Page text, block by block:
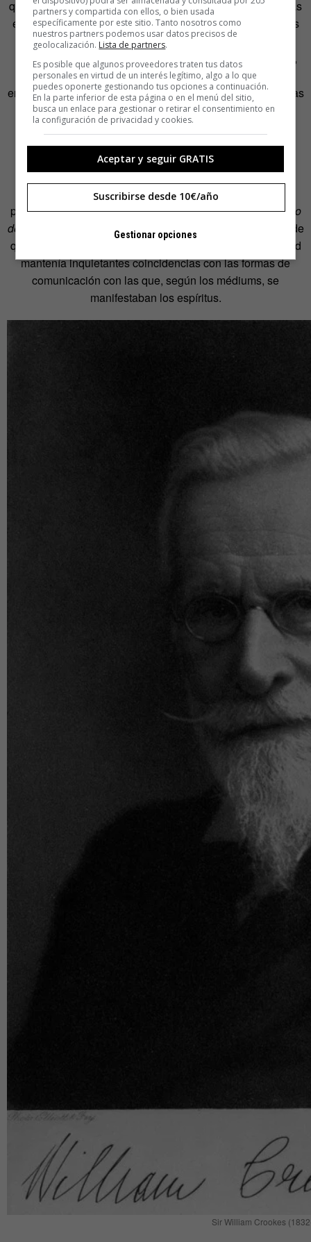
que el espiritismo era ocupación de las clases privilegiadas
e intelectuales, los médiums eran recibidos en los salones
más exquisitos, y hasta el mismísimo sir Arthur Conan
Doyle, padre de la encarnación máxima del racionalismo,
Sherlock Holmes, caía de una forma casi patética en el
engaño de creer que se había podido fotografiar unas hadas
que aparecían en las instantáneas con un aspecto
ridículamente victoriano.
Quizá el caso más representativo sea el de William
Crookes. Crookes era un químico que había obtenido
reconocimiento por el descubrimiento del talio y que
participaba, como relata Philip Ball enEl peligroso encanto
de lo invisible
(Turner), en la creencia bastante extendida de
que la misteriosa transmisión inalámbrica de la electricidad
mantenía inquietantes coincidencias con las formas de
comunicación con las que, según los médiums, se
manifestaban los espíritus.
Sir William Crookes
partners y compartida con ellos, o bien usada
específicamente por este sitio. Tanto nosotros como
nuestros partners podemos usar datos precisos de
geolocalización. Lista de partners.
Es posible que algunos proveedores traten tus datos
personales en virtud de un interés legítimo, algo a lo que
puedes oponerte gestionando tus opciones a continuación.
En la parte inferior de esta página o en el menú del sitio,
busca un enlace para gestionar o retirar el consentimiento en
la configuración de privacidad y cookies.
Aceptar y seguir GRATIS
Suscribirse desde 10€/año
Gestionar opciones